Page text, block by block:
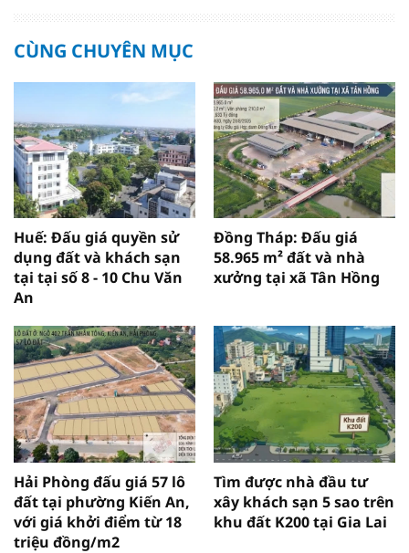
CÙNG CHUYÊN MỤC
Huế: Đấu giá quyền sử
dụng đất và khách sạn
tại tại số 8 - 10 Chu Văn
An
Đồng Tháp: Đấu giá
58.965 m² đất và nhà
xưởng tại xã Tân Hồng
Hải Phòng đấu giá 57 lô
đất tại phường Kiến An,
với giá khởi điểm từ 18
triệu đồng/m2
Tìm được nhà đầu tư
xây khách sạn 5 sao trên
khu đất K200 tại Gia Lai